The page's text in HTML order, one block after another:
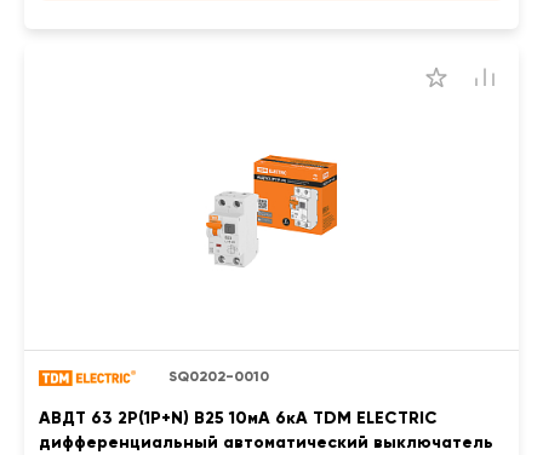
SQ0202-0010
АВДТ 63 2Р(1Р+N) B25 10мА 6кА TDM ELECTRIC
дифференциальный автоматический выключатель